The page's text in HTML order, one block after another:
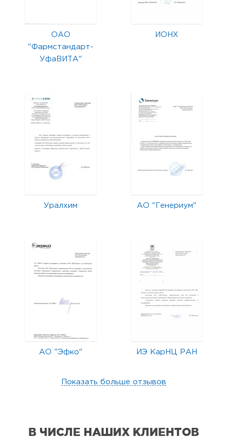
ОАО
"Фармстандарт-
УфаВИТА"
ИОНХ
Уралхим АО "Генериум"
АО "Эфко" ИЭ КарНЦ РАН
Показать больше отзывов
В ЧИСЛЕ НАШИХ КЛИЕНТОВ